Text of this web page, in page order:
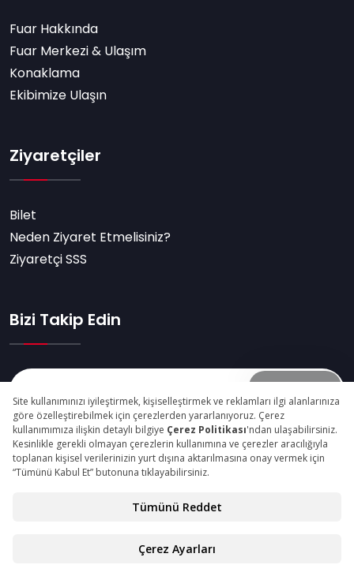
Fuar Hakkında
Fuar Merkezi & Ulaşım
Konaklama
Ekibimize Ulaşın
Ziyaretçiler
Bilet
Neden Ziyaret Etmelisiniz?
Ziyaretçi SSS
Bizi Takip Edin